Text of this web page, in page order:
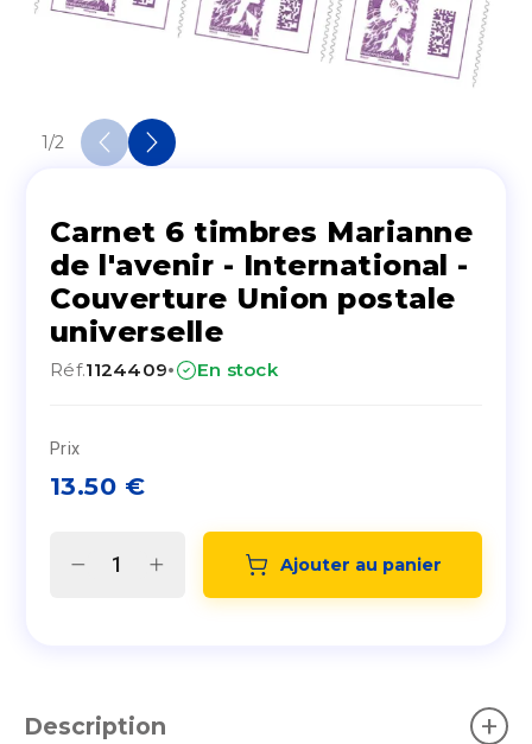
1/2
Carnet 6 timbres Marianne
de l'avenir - International -
Couverture Union postale
universelle
Réf.1124409· En stock
Prix
13.50 €
Ajouter au panier
Description +